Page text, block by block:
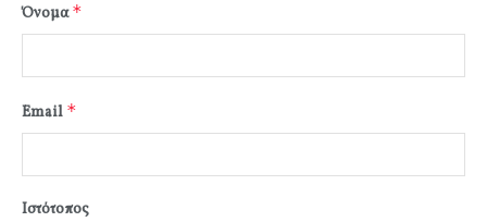
Όνομα*
Email *
Ιστότοπος